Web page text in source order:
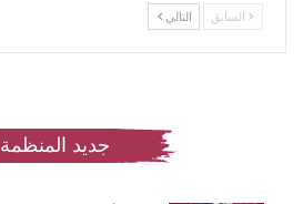
السابق التالي
جديد المنظمة